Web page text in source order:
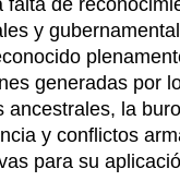
de
y
generadas por
ancestrales, la
y conflictos
para su